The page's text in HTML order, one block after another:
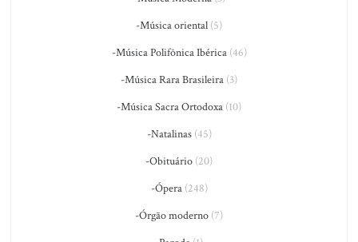
-Música oriental (5)
-Música Polifônica Ibérica(46)
-Música Rara Brasileira (3)
-Música Sacra Ortodoxa (10)
-Natalinas(45)
-Obituário (20)
-Ópera(248)
-Órgão moderno (7)